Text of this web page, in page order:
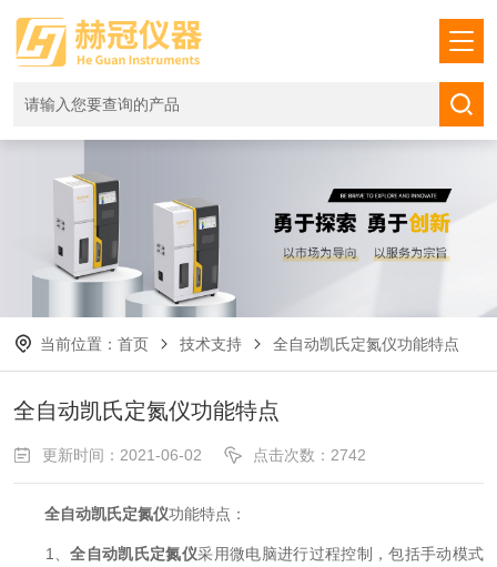
当前位置： 首页 技术支持 全自动凯氏定氮仪功能特点
全自动凯氏定氮仪功能特点
更新时间：2021-06-02 点击次数：2742
全自动凯氏定氮仪功能特点：
1、全自动凯氏定氮仪采用微电脑进行过程控制，包括手动模式